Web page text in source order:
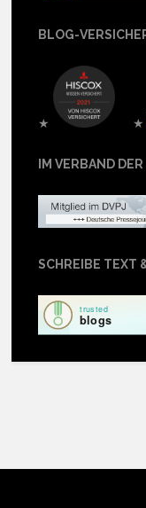
BLOG-
★ ★
IM VERBAND
SCHREIBE TEXT